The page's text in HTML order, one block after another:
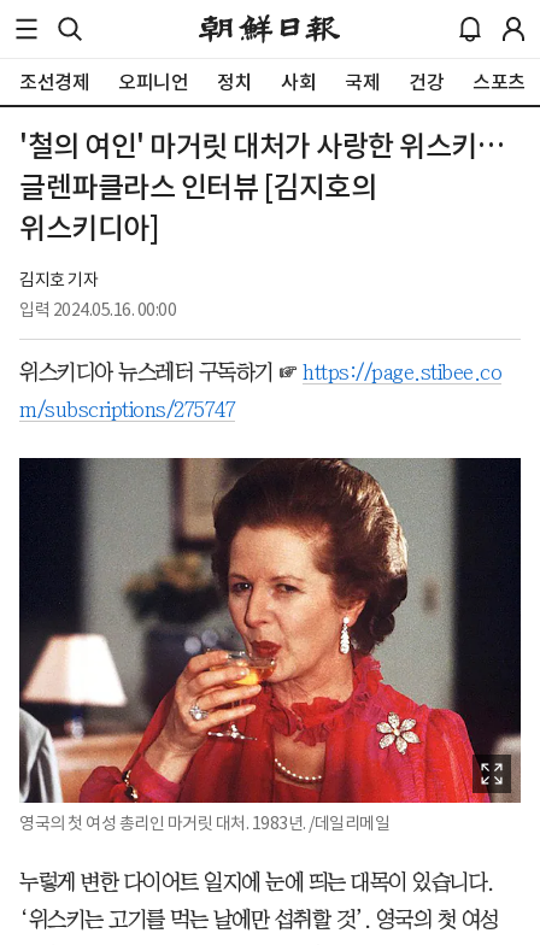
조선경제 오피니언 정치 사회 국제 건강 스포츠
'철의 여인' 마거릿 대처가 사랑한 위스키…
글렌파클라스 인터뷰 [김지호의
위스키디아]
김지호 기자
입력 2024.05.16. 00:00
위스키디아 뉴스레터 구독하기 ☞ https://page.stibee.co
m/subscriptions/275747
영국의 첫 여성 총리인 마거릿 대처. 1983년. /데일리메일
누렇게 변한 다이어트 일지에 눈에 띄는 대목이 있습니다.
‘위스키는 고기를 먹는 날에만 섭취할 것’. 영국의 첫 여성